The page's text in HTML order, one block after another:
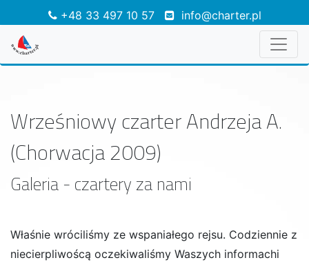
+48 33 497 10 57 info@charter.pl
Wrześniowy czarter Andrzeja A.
(Chorwacja 2009)
Galeria - czartery za nami
Właśnie wróciliśmy ze wspaniałego rejsu. Codziennie z
niecierpliwoścą oczekiwaliśmy Waszych informachi